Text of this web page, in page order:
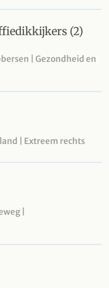
(2)
| Gezondheid en
| Extreem rechts
|